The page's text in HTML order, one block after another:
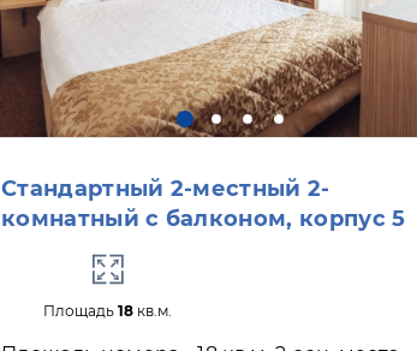
Стандартный 2-местный 2-
комнатный с балконом, корпус 5
Площадь18 кв.м.